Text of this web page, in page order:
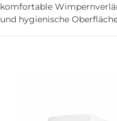
komfortable
und hygienische